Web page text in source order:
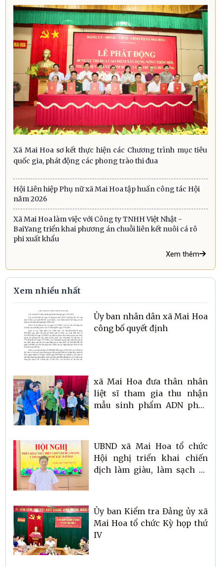
Xã Mai Hoa sơ kết thực hiện các Chương trình mục tiêu
quốc gia, phát động các phong trào thi đua
Hội Liên hiệp Phụ nữ xã Mai Hoa tập huấn công tác Hội
năm 2026
Xã Mai Hoa làm việc với Công ty TNHH Việt Nhật -
BaiYang triển khai phương án chuỗi liên kết nuôi cá rô
phi xuất khẩu
Xem thêm
Xem nhiều nhất
Ủy ban nhân dân xã Mai Hoa
công bố quyết định
xã Mai Hoa đưa thân nhân
liệt sĩ tham gia thu nhận
mẫu sinh phẩm ADN phục
UBND xã Mai Hoa tổ chức
Hội nghị triển khai chiến
dịch làm giàu, làm sạch cơ
Ủy ban Kiểm tra Đảng ủy xã
Mai Hoa tổ chức Kỳ họp thứ
IV